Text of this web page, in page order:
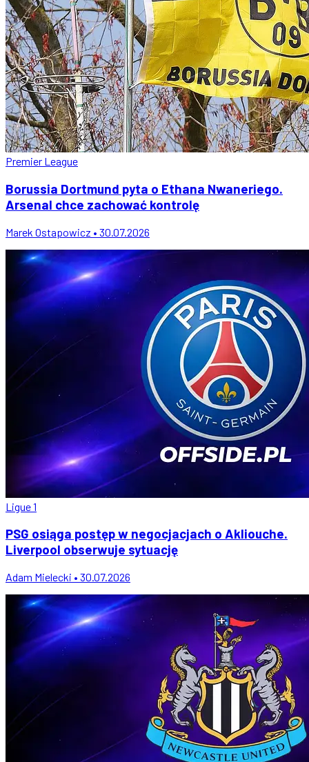
Premier League
Borussia Dortmund pyta o Ethana Nwaneriego.
Arsenal chce zachować kontrolę
Marek Ostapowicz • 30.07.2026
Ligue 1
PSG osiąga postęp w negocjacjach o Akliouche.
Liverpool obserwuje sytuację
Adam Mielecki • 30.07.2026